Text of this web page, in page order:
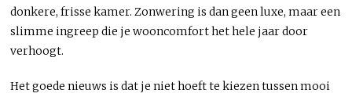
donkere, frisse kamer. Zonwering is dan geen luxe, maar een
slimme ingreep die je wooncomfort het hele jaar door
verhoogt.
Het goede nieuws is dat je niet hoeft te kiezen tussen mooi